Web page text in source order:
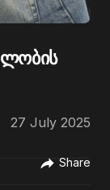
27 July 2025
Share